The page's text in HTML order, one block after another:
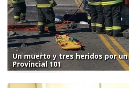
Un muerto y tres heridos por
Provincial 101